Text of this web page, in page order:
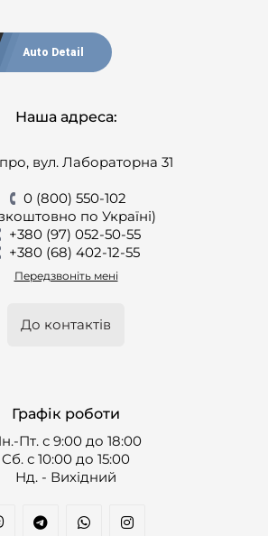
Auto Detail
Наша адреса:
вул. Лабораторна 31
0 (800) 550-102
по Україні)
+380 (97) 052-50-55
+380 (68) 402-12-55
Передзвоніть мені
До контактів
Графік роботи
Пт. с 9:00 до 18:00
Cб. с 10:00 до 15:00
Нд. - Вихідний